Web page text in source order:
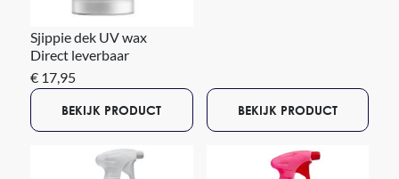
Sjippie dek UV wax
Direct leverbaar
€ 17,95
BEKIJK PRODUCT BEKIJK PRODUCT